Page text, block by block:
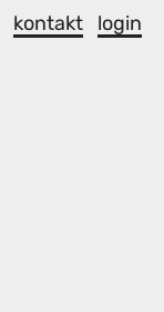
kontakt login